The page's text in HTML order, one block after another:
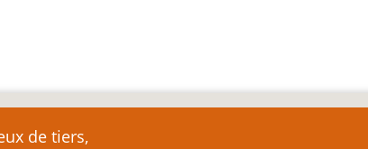
de tiers,